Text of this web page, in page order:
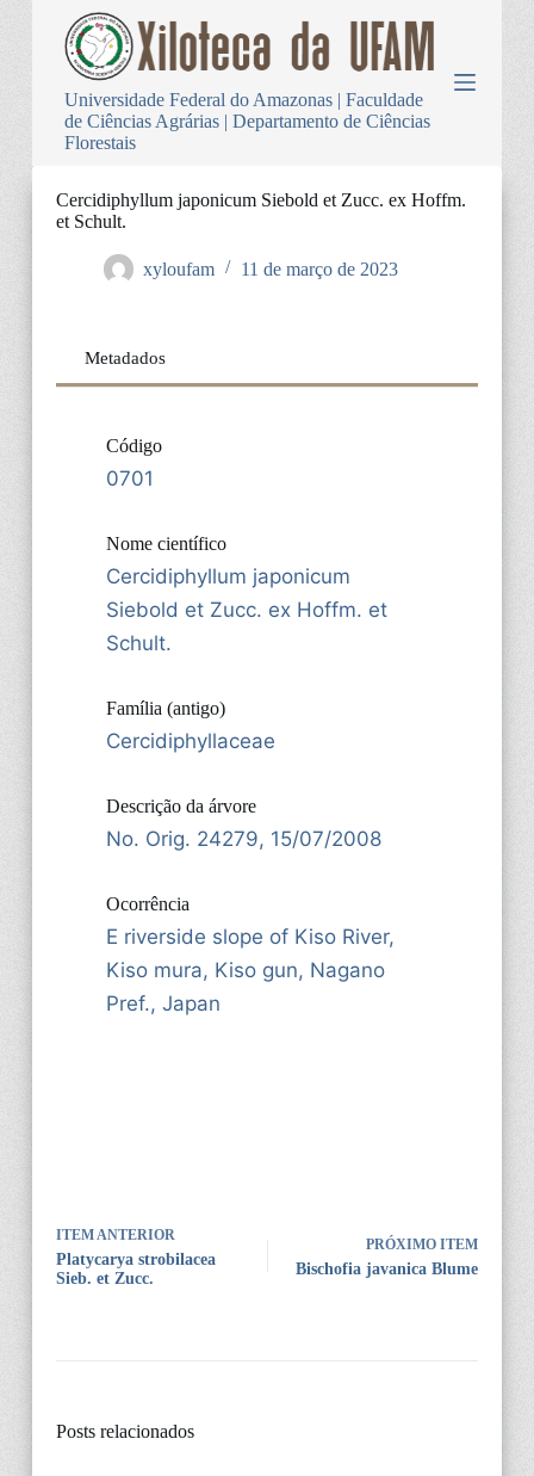
Universidade Federal do Amazonas | Faculdade
de Ciências Agrárias | Departamento de Ciências
Florestais
Cercidiphyllum japonicum Siebold et Zucc. ex Hoffm.
et Schult.
xyloufam 11 de março de 2023
Metadados
Código
0701
Nome científico
Cercidiphyllum japonicum
Siebold et Zucc. ex Hoffm. et
Schult.
Família (antigo)
Cercidiphyllaceae
Descrição da árvore
No. Orig. 24279, 15/07/2008
Ocorrência
E riverside slope of Kiso River,
Kiso mura, Kiso gun, Nagano
Pref., Japan
ITEM ANTERIOR
Platycarya strobilacea
Sieb. et Zucc.
PRÓXIMO ITEM
Bischofia javanica Blume
Posts relacionados